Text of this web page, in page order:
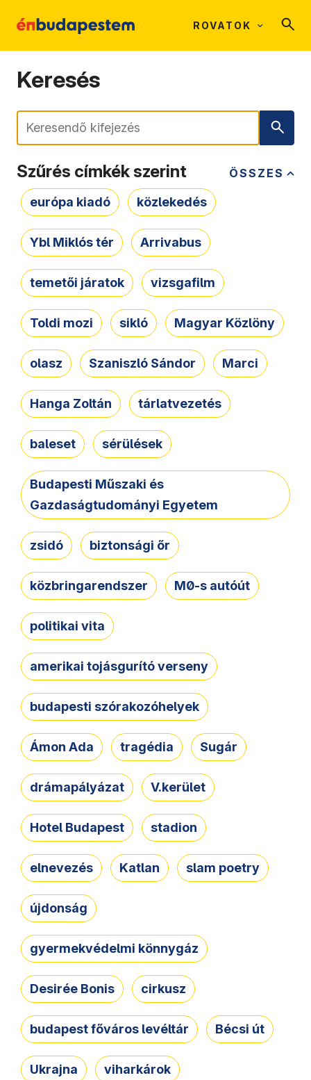
ROVATOK
Keresés
Keresés
ÖSSZES
Szűrés címkék szerint
európa kiadó közlekedés
Ybl Miklós tér Arrivabus
temetői járatok vizsgafilm
Toldi mozi sikló Magyar Közlöny
olasz Szaniszló Sándor Marci
Hanga Zoltán tárlatvezetés
baleset sérülések
Budapesti Műszaki és
Gazdaságtudományi Egyetem
zsidó biztonsági őr
közbringarendszer M0-s autóút
politikai vita
amerikai tojásgurító verseny
budapesti szórakozóhelyek
Ámon Ada tragédia Sugár
drámapályázat V.kerület
Hotel Budapest stadion
elnevezés Katlan slam poetry
újdonság
gyermekvédelmi könnygáz
Desirée Bonis cirkusz
budapest főváros levéltár Bécsi út
Ukrajna viharkárok